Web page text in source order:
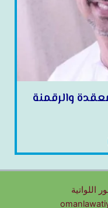
والرقمنة